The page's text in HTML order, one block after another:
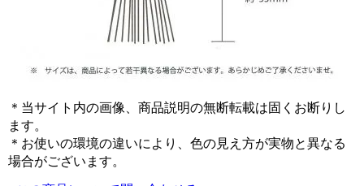
＊当サイト内の画像、商品説明の無断転載は固くお断りし
ます。
＊お使いの環境の違いにより、色の見え方が実物と異なる
場合がございます。